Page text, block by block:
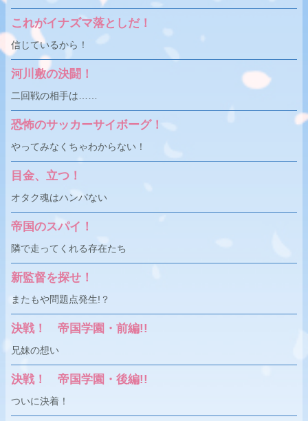
これがイナズマ落としだ！
信じているから！
河川敷の決闘！
二回戦の相手は……
恐怖のサッカーサイボーグ！
やってみなくちゃわからない！
目金、立つ！
オタク魂はハンパない
帝国のスパイ！
隣で走ってくれる存在たち
新監督を探せ！
またもや問題点発生!？
決戦！ 帝国学園・前編!!
兄妹の想い
決戦！ 帝国学園・後編!!
ついに決着！